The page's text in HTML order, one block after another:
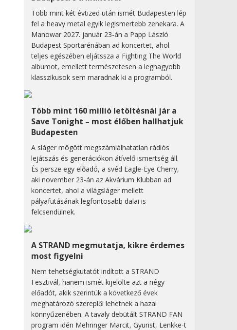
Több mint két évtized után ismét Budapesten lép
fel a heavy metal egyik legismertebb zenekara. A
Manowar 2027. január 23-án a Papp László
Budapest Sportarénában ad koncertet, ahol
teljes egészében eljátssza a Fighting The World
albumot, emellett természetesen a legnagyobb
klasszikusok sem maradnak ki a programból.
Több mint 160 millió letöltésnál jár a
Save Tonight – most élőben hallhatjuk
Budapesten
A sláger mögött megszámlálhatatlan rádiós
lejátszás és generációkon átívelő ismertség áll.
És persze egy előadó, a svéd Eagle-Eye Cherry,
aki november 23-án az Akvárium Klubban ad
koncertet, ahol a világsláger mellett
pályafutásának legfontosabb dalai is
felcsendülnek.
A STRAND megmutatja, kikre érdemes
most figyelni
Nem tehetségkutatót indított a STRAND
Fesztivál, hanem ismét kijelölte azt a négy
előadót, akik szerintük a következő évek
meghatározó szereplői lehetnek a hazai
könnyűzenében. A tavaly debütált STRAND FAN
program idén Mehringer Marcit, Gyurist, Lenkke-t